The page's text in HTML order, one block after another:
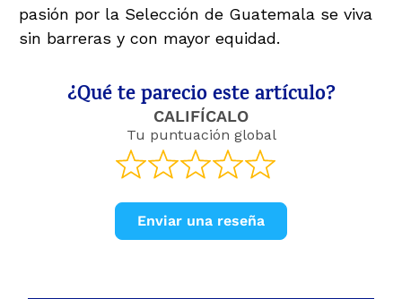
pasión por la Selección de Guatemala se viva
sin barreras y con mayor equidad.
¿Qué te parecio este artículo?
CALIFÍCALO
Tu puntuación global
Enviar una reseña